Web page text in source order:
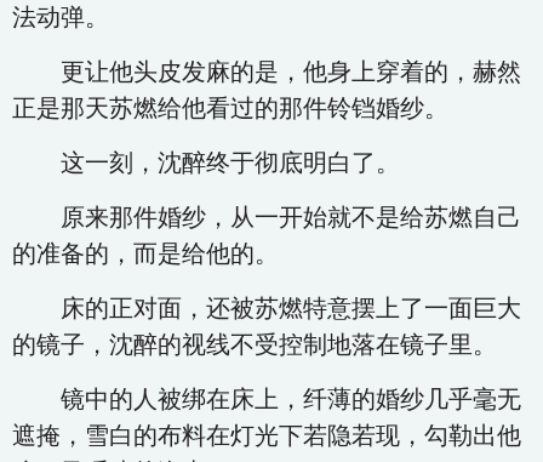
法动弹。
更让他头皮发麻的是，他身上穿着的，赫然
正是那天苏燃给他看过的那件铃铛婚纱。
这一刻，沈醉终于彻底明白了。
原来那件婚纱，从一开始就不是给苏燃自己
的准备的，而是给他的。
床的正对面，还被苏燃特意摆上了一面巨大
的镜子，沈醉的视线不受控制地落在镜子里。
镜中的人被绑在床上，纤薄的婚纱几乎毫无
遮掩，雪白的布料在灯光下若隐若现，勾勒出他